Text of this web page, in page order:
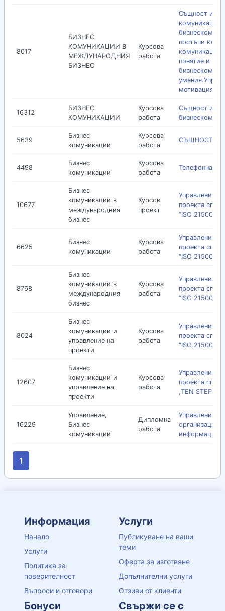
8017
БИЗНЕС
КОМУНИКАЦИИ В
МЕЖДУНАРОДНИЯ
БИЗНЕС
Курсова
работа
Същност и
постъпи към
понятие и
мотивация на
16312
БИЗНЕС
КОМУНИКАЦИИ
Курсова
работа
Същност и
5639
Бизнес
комуникации
Курсова
работа
СЪЩНОСТ НА
4498
Бизнес
комуникации
Курсова
работа
Телефонна
10677
Бизнес
комуникации в
международния
бизнес
Курсов
проект
Управление
проекта
“ISO 21500:
6625
Бизнес
комуникации
Курсова
работа
Управление
проекта
“ISO 21500:
8768
Бизнес
комуникации в
международния
бизнес
Курсова
работа
Управление
проекта
“ISO 21500:
8024
Бизнес
комуникации и
управление на
проекти
Курсова
работа
Управление
проекта
“ISO 21500:
12607
Бизнес
комуникации и
управление на
проекти
Курсова
работа
Управление
проекта
,TEN STEPS.
16229
Управление,
Бизнес
комуникации
Дипломна
работа
Управление
1
Информация
Начало
Услуги
Политика за
поверителност
Въпроси и отговори
Услуги
Публикуване на ваши
теми
Оферта за изготвяне
Допълнителни услуги
Отзиви от клиенти
Бонуси Свържи се с